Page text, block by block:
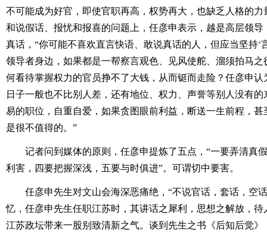
不可能成为好官，即使官职再高，权势再大，也缺乏人格的
和说假话、报忧和报喜的问题上，任彦申表示，越是高层领
真话，“你可能不喜欢直言快语、敢说真话的人，但应当坚持‘
领导者身边，如果都是一帮察言观色、见风使舵、溜须拍马
何看待掌握权力的官员挣不了大钱，从而铤而走险？任彦申
日子一般也不比别人差，还有地位、权力、声誉等别人没有
易的职位，自重自爱，如果贪图眼前利益，断送一生前程，
是很不值得的。”
记者问到媒体的原则，任彦申提炼了五点，“一要弄清真
利害，四要把握深浅，五要与时俱进”。可谓切中要害。
任彦申先生对文山会海深恶痛绝，“不说官话，套话，空
忆，任彦申先生任职江苏时，其讲话之犀利，思想之解放，
江苏政坛带来一股别致清新之气。谈到先生之书《后知后觉